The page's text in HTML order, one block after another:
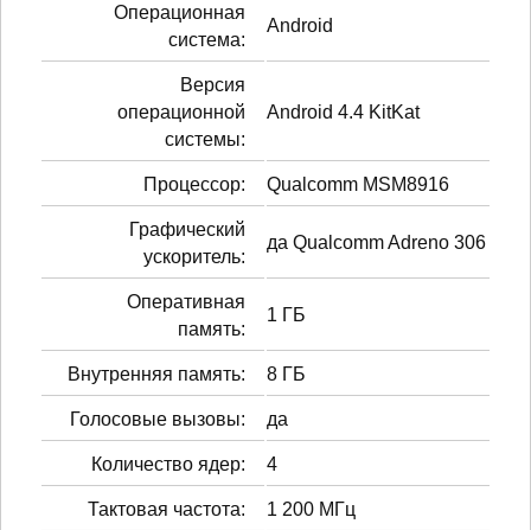
Операционная
система:
Android
Версия
операционной
системы:
Android 4.4 KitKat
Процессор: Qualcomm MSM8916
Графический
ускоритель:
да Qualcomm Adreno 306
Оперативная
память:
1 ГБ
Внутренняя память: 8 ГБ
Голосовые вызовы: да
Количество ядер: 4
Тактовая частота: 1 200 МГц